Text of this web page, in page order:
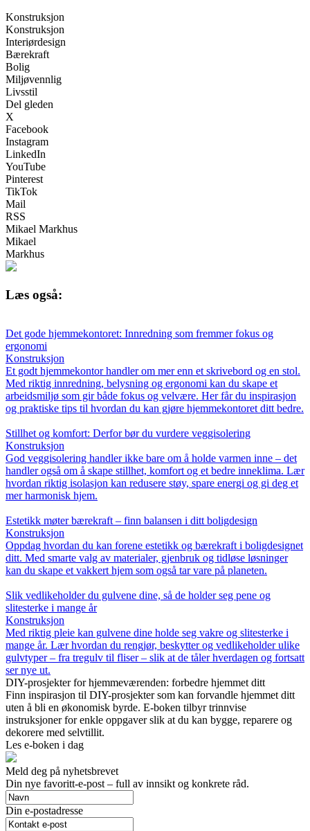
Konstruksjon
Konstruksjon
Interiørdesign
Bærekraft
Bolig
Miljøvennlig
Livsstil
Del gleden
X
Facebook
Instagram
LinkedIn
YouTube
Pinterest
TikTok
Mail
RSS
Mikael Markhus
Mikael
Markhus
Læs også:
Det gode hjemmekontoret: Innredning som fremmer fokus og
ergonomi
Konstruksjon
Et godt hjemmekontor handler om mer enn et skrivebord og en stol.
Med riktig innredning, belysning og ergonomi kan du skape et
arbeidsmiljø som gir både fokus og velvære. Her får du inspirasjon
og praktiske tips til hvordan du kan gjøre hjemmekontoret ditt bedre.
Stillhet og komfort: Derfor bør du vurdere veggisolering
Konstruksjon
God veggisolering handler ikke bare om å holde varmen inne – det
handler også om å skape stillhet, komfort og et bedre inneklima. Lær
hvordan riktig isolasjon kan redusere støy, spare energi og gi deg et
mer harmonisk hjem.
Estetikk møter bærekraft – finn balansen i ditt boligdesign
Konstruksjon
Oppdag hvordan du kan forene estetikk og bærekraft i boligdesignet
ditt. Med smarte valg av materialer, gjenbruk og tidløse løsninger
kan du skape et vakkert hjem som også tar vare på planeten.
Slik vedlikeholder du gulvene dine, så de holder seg pene og
slitesterke i mange år
Konstruksjon
Med riktig pleie kan gulvene dine holde seg vakre og slitesterke i
mange år. Lær hvordan du rengjør, beskytter og vedlikeholder ulike
gulvtyper – fra tregulv til fliser – slik at de tåler hverdagen og fortsatt
ser nye ut.
DIY-prosjekter for hjemmeværenden: forbedre hjemmet ditt
Finn inspirasjon til DIY-prosjekter som kan forvandle hjemmet ditt
uten å bli en økonomisk byrde. E-boken tilbyr trinnvise
instruksjoner for enkle oppgaver slik at du kan bygge, reparere og
dekorere med selvtillit.
Les e-boken i dag
Meld deg på nyhetsbrevet
Din nye favoritt-e-post – full av innsikt og konkrete råd.
Din e-postadresse